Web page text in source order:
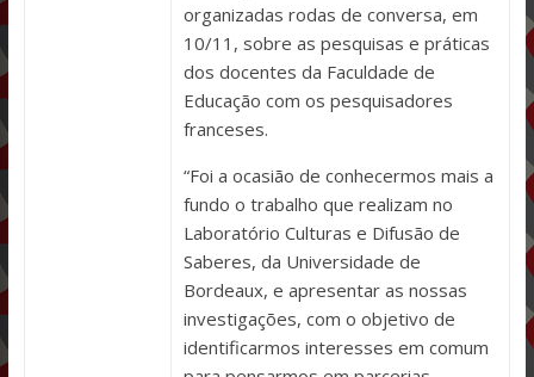
organizadas rodas de conversa, em
10/11, sobre as pesquisas e práticas
dos docentes da Faculdade de
Educação com os pesquisadores
franceses.
“Foi a ocasião de conhecermos mais a
fundo o trabalho que realizam no
Laboratório Culturas e Difusão de
Saberes, da Universidade de
Bordeaux, e apresentar as nossas
investigações, com o objetivo de
identificarmos interesses em comum